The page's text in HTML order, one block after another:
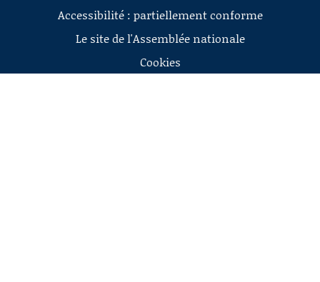
Accessibilité : partiellement conforme
Le site de l'Assemblée nationale
Cookies